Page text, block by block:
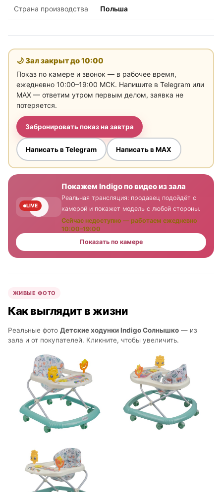
Страна производства Польша
🌙 Зал закрыт до10:00
Показ по камере и звонок — в рабочее время,
ежедневно 10:00–19:00 МСК. Напишите в Telegram или
MAX — ответим утром первым делом, заявка не
потеряется.
Забронировать показ на завтра
Написать в Telegram Написать в MAX
LIVE
Покажем Indigo по видео из зала
Реальная трансляция: продавец подойдёт с
камерой и покажет модель с любой стороны.
Сейчас недоступно — работаем ежедневно
10:00–19:00
Показать по камере
ЖИВЫЕ ФОТО
Как выглядит в жизни
Реальные фото Детские ходунки Indigo Солнышко — из
зала и от покупателей. Кликните, чтобы увеличить.